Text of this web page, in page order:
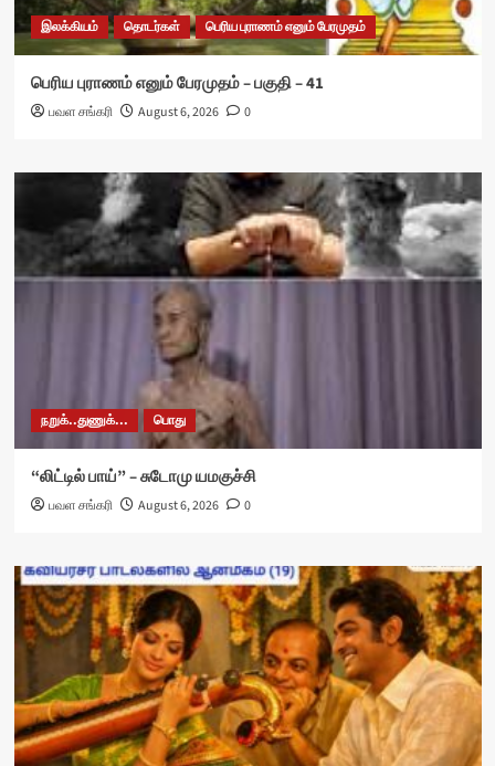
இலக்கியம் தொடர்கள் பெரிய புராணம் எனும் பேரமுதம்
பெரிய புராணம் எனும் பேரமுதம் – பகுதி – 41
பவள சங்கரி August 6, 2026 0
நறுக்..துணுக்... பொது
“லிட்டில் பாய்” – சுடோமு யமகுச்சி
பவள சங்கரி August 6, 2026 0